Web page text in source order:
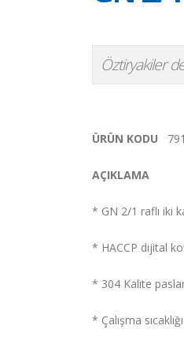
Öztiryakiler
ÜRÜN KODU
AÇIKLAMA
* GN 2/1 raflı iki
* HACCP dijital
* 304 Kalite
* Çalışma